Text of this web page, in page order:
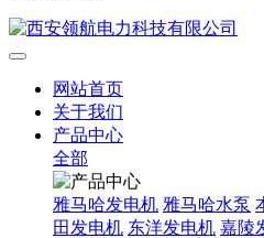
网站首页
关于我们
产品中心
全部
雅马哈发电机 雅马哈水泵
田发电机 东洋发电机 嘉陵